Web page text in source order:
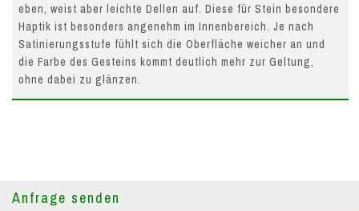
eben, weist aber leichte Dellen auf. Diese für Stein besondere
Haptik ist besonders angenehm im Innenbereich. Je nach
Satinierungsstufe fühlt sich die Oberfläche weicher an und
die Farbe des Gesteins kommt deutlich mehr zur Geltung,
ohne dabei zu glänzen.
Anfrage senden